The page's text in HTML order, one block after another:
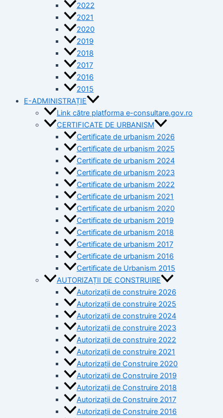
2022
2021
2020
2019
2018
2017
2016
2015
E-ADMINISTRAȚIE
Link către platforma e-consultare.gov.ro
CERTIFICATE DE URBANISM
Certificate de urbanism 2026
Certificate de urbanism 2025
Certificate de urbanism 2024
Certificate de urbanism 2023
Certificate de urbanism 2022
Certificate de urbanism 2021
Certificate de urbanism 2020
Certificate de urbanism 2019
Certificate de urbanism 2018
Certificate de urbanism 2017
Certificate de urbanism 2016
Certificate de Urbanism 2015
AUTORIZAȚII DE CONSTRUIRE
Autorizații de construire 2026
Autorizații de construire 2025
Autorizații de construire 2024
Autorizații de construire 2023
Autorizații de construire 2022
Autorizații de construire 2021
Autorizații de Construire 2020
Autorizații de Construire 2019
Autorizaţii de Construire 2018
Autorizaţii de Construire 2017
Autorizaţii de Construire 2016